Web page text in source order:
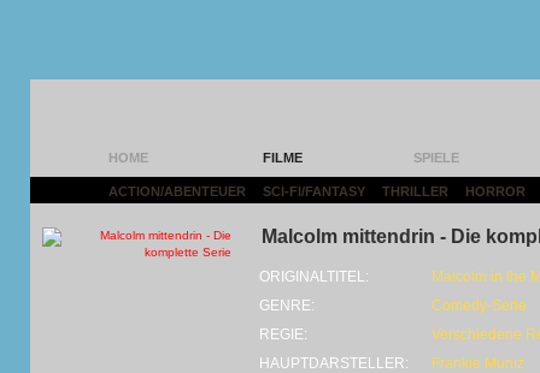
HOME FILME SPIELE
ACTION/ABENTEUER SCI-FI/FANTASY THRILLER HORROR
Malcolm mittendrin - Die
ORIGINALTITEL:
Malcolm in the
GENRE:
Comedy-Serie
REGIE:
Verschiedene
HAUPTDARSTELLER:
Frankie Muniz